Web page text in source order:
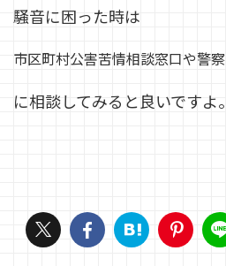
騒音に困った時は
市区町村公害苦情相談窓口や警察
に相談してみると良いですよ。